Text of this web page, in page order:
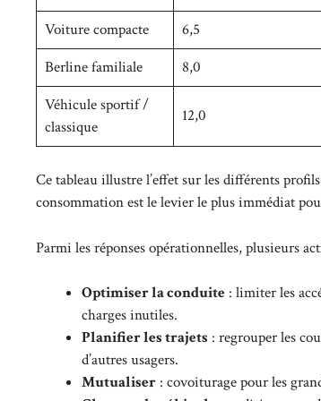
Voiture compacte
6,5
Berline familiale
8,0
Véhicule sportif /
classique
12,0
Ce tableau illustre l’effet sur les différents
consommation est le levier le plus immédiat
Parmi les réponses opérationnelles, plusieurs
Optimiser la conduite : limiter les
charges inutiles.
Planifier les trajets : regrouper les
d’autres usagers.
Mutualiser : covoiturage pour les